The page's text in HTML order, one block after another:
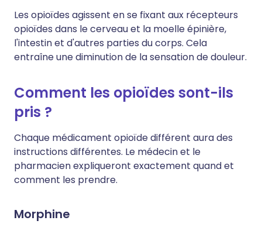
Les opioïdes agissent en se fixant aux récepteurs
opioïdes dans le cerveau et la moelle épinière,
l'intestin et d'autres parties du corps. Cela
entraîne une diminution de la sensation de douleur.
Comment les opioïdes sont-ils
pris ?
Chaque médicament opioïde différent aura des
instructions différentes. Le médecin et le
pharmacien expliqueront exactement quand et
comment les prendre.
Morphine